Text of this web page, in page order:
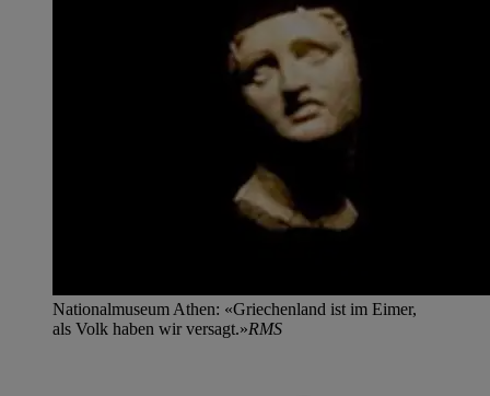
Nationalmuseum Athen: «Griechenland ist im Eimer,
als Volk haben wir versagt.»RMS